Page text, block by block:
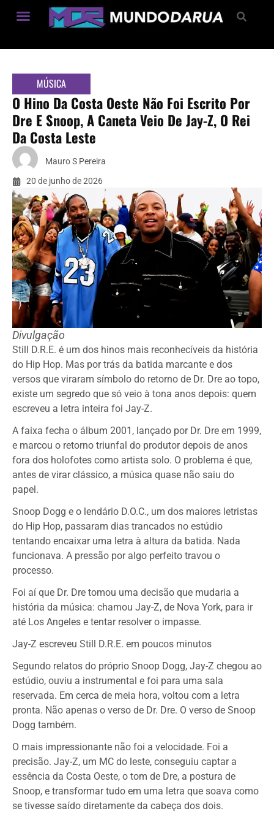
MÚSICA
O Hino Da Costa Oeste Não Foi Escrito Por
Dre E Snoop, A Caneta Veio De Jay-Z, O Rei
Da Costa Leste
Mauro S Pereira
20 de junho de 2026
Divulgação
Still D.R.E. é um dos hinos mais reconhecíveis da história
do Hip Hop. Mas por trás da batida marcante e dos
versos que viraram símbolo do retorno de Dr. Dre ao topo,
existe um segredo que só veio à tona anos depois: quem
escreveu a letra inteira foi Jay-Z.
A faixa fecha o álbum 2001, lançado por Dr. Dre em 1999,
e marcou o retorno triunfal do produtor depois de anos
fora dos holofotes como artista solo. O problema é que,
antes de virar clássico, a música quase não saiu do
papel.
Snoop Dogg e o lendário D.O.C., um dos maiores letristas
do Hip Hop, passaram dias trancados no estúdio
tentando encaixar uma letra à altura da batida. Nada
funcionava. A pressão por algo perfeito travou o
processo.
Foi aí que Dr. Dre tomou uma decisão que mudaria a
história da música: chamou Jay-Z, de Nova York, para ir
até Los Angeles e tentar resolver o impasse.
Jay-Z escreveu Still D.R.E. em poucos minutos
Segundo relatos do próprio Snoop Dogg, Jay-Z chegou ao
estúdio, ouviu a instrumental e foi para uma sala
reservada. Em cerca de meia hora, voltou com a letra
pronta. Não apenas o verso de Dr. Dre. O verso de Snoop
Dogg também.
O mais impressionante não foi a velocidade. Foi a
precisão. Jay-Z, um MC do leste, conseguiu captar a
essência da Costa Oeste, o tom de Dre, a postura de
Snoop, e transformar tudo em uma letra que soava como
se tivesse saído diretamente da cabeça dos dois.